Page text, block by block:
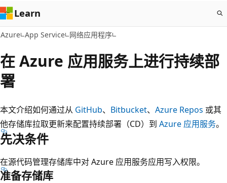
Learn
Azure App Service 网络应用程序
在 Azure 应用服务上进行持续部
署
本文介绍如何通过从 GitHub、 Bitbucket、 Azure Repos 或其
他存储库拉取更新来配置持续部署（CD）到 Azure 应用服务。
先决条件
在源代码管理存储库中对 Azure 应用服务应用写入权限。
准备存储库